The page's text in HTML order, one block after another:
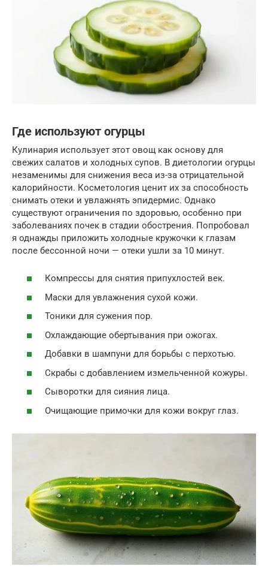
Где используют огурцы
Кулинария использует этот овощ как основу для
свежих салатов и холодных супов. В диетологии огурцы
незаменимы для снижения веса из-за отрицательной
калорийности. Косметология ценит их за способность
снимать отеки и увлажнять эпидермис. Однако
существуют ограничения по здоровью, особенно при
заболеваниях почек в стадии обострения. Попробовал
я однажды приложить холодные кружочки к глазам
после бессонной ночи — отеки ушли за 10 минут.
Компрессы для снятия припухлостей век.
Маски для увлажнения сухой кожи.
Тоники для сужения пор.
Охлаждающие обертывания при ожогах.
Добавки в шампуни для борьбы с перхотью.
Скрабы с добавлением измельченной кожуры.
Сыворотки для сияния лица.
Очищающие примочки для кожи вокруг глаз.